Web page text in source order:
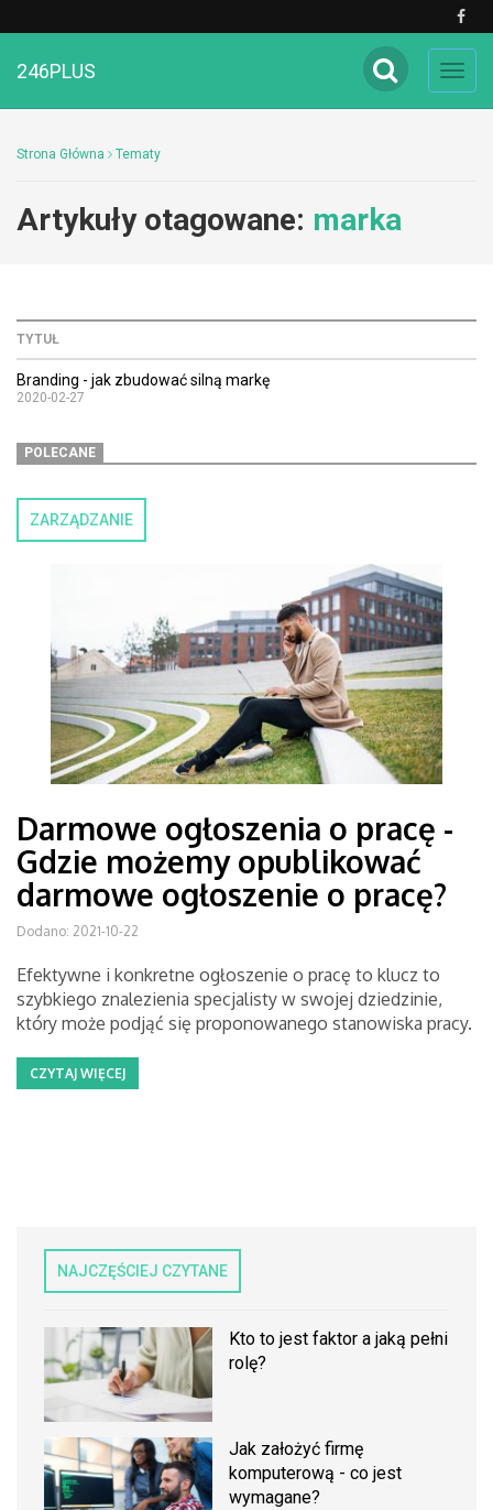
246PLUS
Strona Główna Tematy
Artykuły otagowane: marka
TYTUŁ
Branding - jak zbudować silną markę
2020-02-27
POLECANE
ZARZĄDZANIE
Darmowe ogłoszenia o pracę -
Gdzie możemy opublikować
darmowe ogłoszenie o pracę?
Dodano: 2021-10-22
Efektywne i konkretne ogłoszenie o pracę to klucz to
szybkiego znalezienia specjalisty w swojej dziedzinie,
który może podjąć się proponowanego stanowiska pracy.
CZYTAJ WIĘCEJ
NAJCZĘŚCIEJ CZYTANE
Kto to jest faktor a jaką pełni
rolę?
Jak założyć firmę
komputerową - co jest
wymagane?